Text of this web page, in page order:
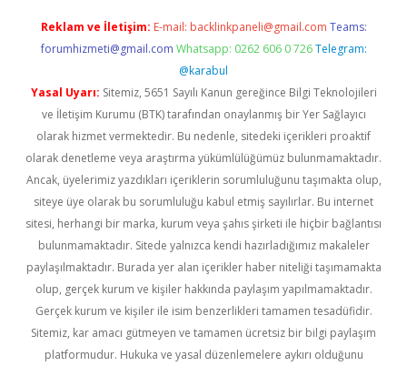
Reklam ve İletişim: E-mail: backlinkpaneli@gmail.com Teams:
forumhizmeti@gmail.com Whatsapp: 0262 606 0 726 Telegram:
@karabul
Yasal Uyarı: Sitemiz, 5651 Sayılı Kanun gereğince Bilgi Teknolojileri
ve İletişim Kurumu (BTK) tarafından onaylanmış bir Yer Sağlayıcı
olarak hizmet vermektedir. Bu nedenle, sitedeki içerikleri proaktif
olarak denetleme veya araştırma yükümlülüğümüz bulunmamaktadır.
Ancak, üyelerimiz yazdıkları içeriklerin sorumluluğunu taşımakta olup,
siteye üye olarak bu sorumluluğu kabul etmiş sayılırlar. Bu internet
sitesi, herhangi bir marka, kurum veya şahıs şirketi ile hiçbir bağlantısı
bulunmamaktadır. Sitede yalnızca kendi hazırladığımız makaleler
paylaşılmaktadır. Burada yer alan içerikler haber niteliği taşımamakta
olup, gerçek kurum ve kişiler hakkında paylaşım yapılmamaktadır.
Gerçek kurum ve kişiler ile isim benzerlikleri tamamen tesadüfidir.
Sitemiz, kar amacı gütmeyen ve tamamen ücretsiz bir bilgi paylaşım
platformudur. Hukuka ve yasal düzenlemelere aykırı olduğunu